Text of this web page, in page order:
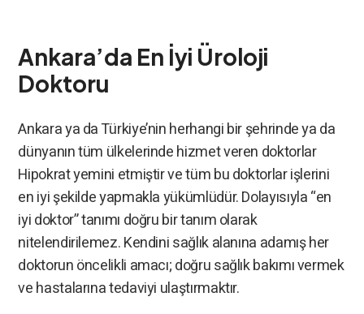
Ankara’da En İyi Üroloji
Doktoru
Ankara ya da Türkiye’nin herhangi bir şehrinde ya da
dünyanın tüm ülkelerinde hizmet veren doktorlar
Hipokrat yemini etmiştir ve tüm bu doktorlar işlerini
en iyi şekilde yapmakla yükümlüdür. Dolayısıyla “en
iyi doktor” tanımı doğru bir tanım olarak
nitelendirilemez. Kendini sağlık alanına adamış her
doktorun öncelikli amacı; doğru sağlık bakımı vermek
ve hastalarına tedaviyi ulaştırmaktır.